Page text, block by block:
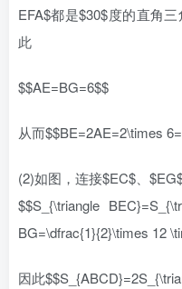
EFA$都是$30$度的直角
此
$$AE=BG=6$$
从而$$BE=2AE=2\times
(2)如图，连接$EC$、
$$S_{\triangle
BG=\dfrac{1}{2}\times 12
因此